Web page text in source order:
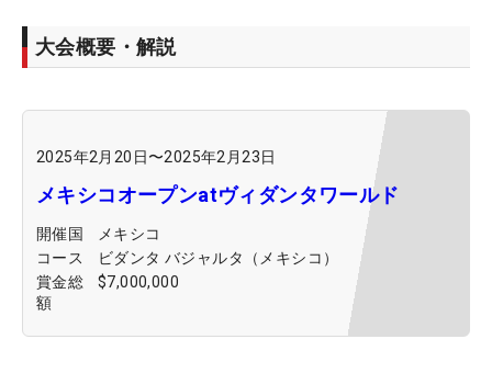
大会概要・解説
2025年2月20日〜2025年2月23日
メキシコオープンatヴィダンタワールド
開催国
メキシコ
コース
ビダンタ バジャルタ（メキシコ）
賞金総
額
$7,000,000